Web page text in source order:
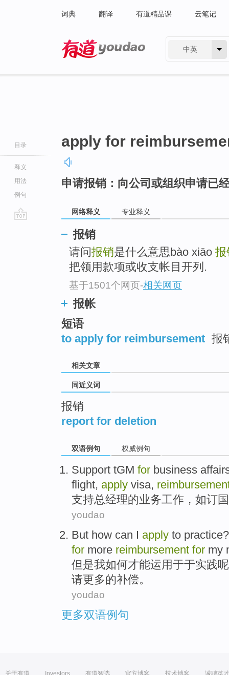
词典 翻译 有道精品课 云笔记
中英
目录
释义
用法
例句
apply for
申请报销：向公司或组织申请已
网络释义 专业释义
报销
请问报销是什么意思bào xiāo 报
把领用款项或收支帐目开列.
基于1501个网页-相关网页
报帐
短语
to apply for reimbursement 报
相关文章
同近义词
报销
report for deletion
双语例句 权威例句
Support tGM for business
flight, apply visa,
支持总经理的业务工作 ， 如订
youdao
But how can I apply to practice
for more reimbursement for my
但是我如何才能运用于于实践
请更多的补偿。
youdao
更多双语例句
关于有道 Investors 有道智选 官方博客 技术博客 诚聘英才